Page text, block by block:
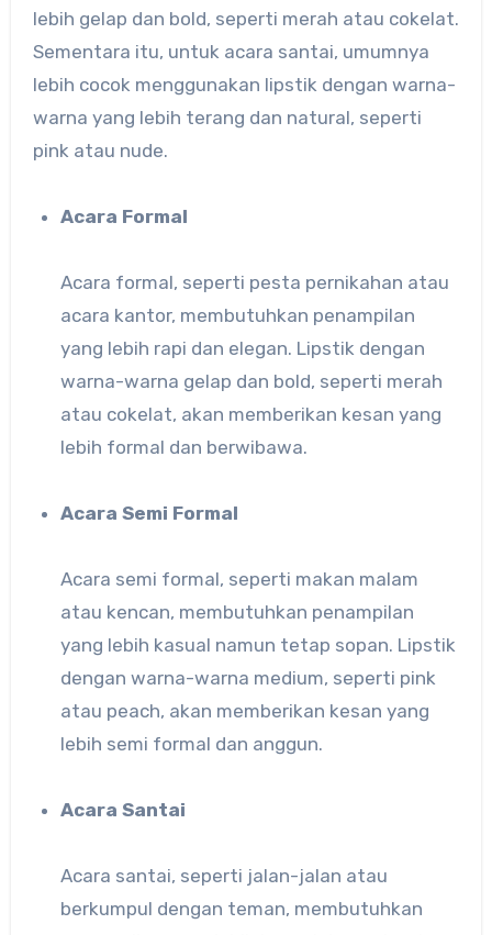
lebih gelap dan bold, seperti merah atau cokelat.
Sementara itu, untuk acara santai, umumnya
lebih cocok menggunakan lipstik dengan warna-
warna yang lebih terang dan natural, seperti
pink atau nude.
Acara Formal
Acara formal, seperti pesta pernikahan atau
acara kantor, membutuhkan penampilan
yang lebih rapi dan elegan. Lipstik dengan
warna-warna gelap dan bold, seperti merah
atau cokelat, akan memberikan kesan yang
lebih formal dan berwibawa.
Acara Semi Formal
Acara semi formal, seperti makan malam
atau kencan, membutuhkan penampilan
yang lebih kasual namun tetap sopan. Lipstik
dengan warna-warna medium, seperti pink
atau peach, akan memberikan kesan yang
lebih semi formal dan anggun.
Acara Santai
Acara santai, seperti jalan-jalan atau
berkumpul dengan teman, membutuhkan